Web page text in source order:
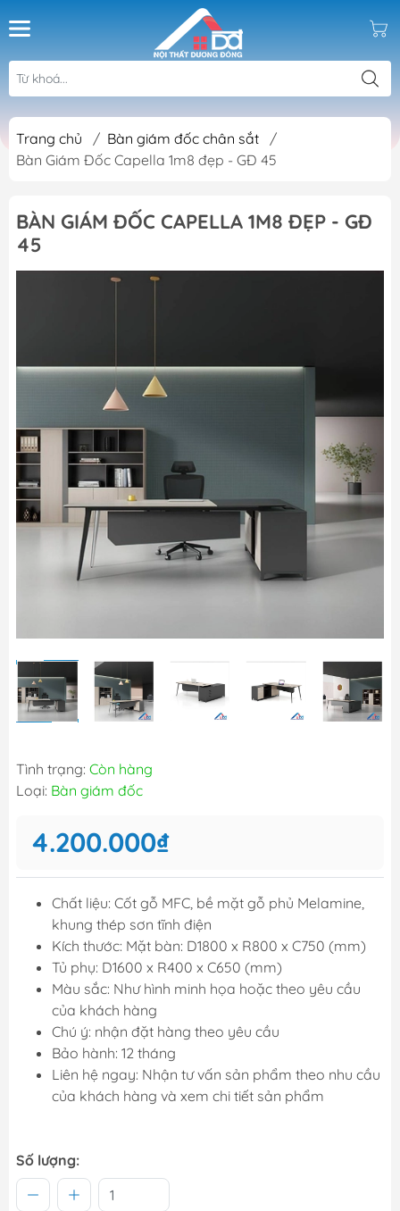
Trang chủ / Bàn giám đốc chân sắt
/
Bàn Giám Đốc Capella 1m8 đẹp - GĐ 45
BÀN GIÁM ĐỐC CAPELLA 1M8 ĐẸP - GĐ
45
Tình trạng: Còn hàng
Loại: Bàn giám đốc
4.200.000₫
Chất liệu: Cốt gỗ MFC, bề mặt gỗ phủ Melamine,
khung thép sơn tĩnh điện
Kích thước: Mặt bàn: D1800 x R800 x C750 (mm)
Tủ phụ: D1600 x R400 x C650 (mm)
Màu sắc: Như hình minh họa hoặc theo yêu cầu
của khách hàng
Chú ý: nhận đặt hàng theo yêu cầu
Bảo hành: 12 tháng
Liên hệ ngay: Nhận tư vấn sản phẩm theo nhu cầu
của khách hàng và xem chi tiết sản phẩm
Số lượng: